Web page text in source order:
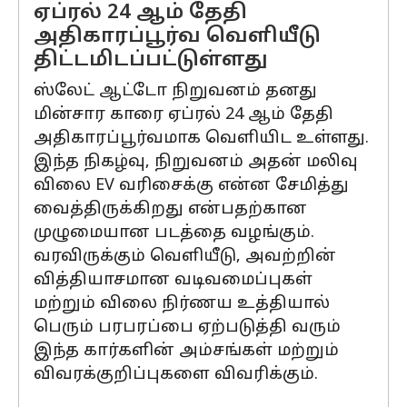
ஏப்ரல் 24 ஆம் தேதி
அதிகாரப்பூர்வ வெளியீடு
திட்டமிடப்பட்டுள்ளது
ஸ்லேட் ஆட்டோ நிறுவனம் தனது
மின்சார காரை ஏப்ரல் 24 ஆம் தேதி
அதிகாரப்பூர்வமாக வெளியிட உள்ளது.
இந்த நிகழ்வு, நிறுவனம் அதன் மலிவு
விலை EV வரிசைக்கு என்ன சேமித்து
வைத்திருக்கிறது என்பதற்கான
முழுமையான படத்தை வழங்கும்.
வரவிருக்கும் வெளியீடு, அவற்றின்
வித்தியாசமான வடிவமைப்புகள்
மற்றும் விலை நிர்ணய உத்தியால்
பெரும் பரபரப்பை ஏற்படுத்தி வரும்
இந்த கார்களின் அம்சங்கள் மற்றும்
விவரக்குறிப்புகளை விவரிக்கும்.